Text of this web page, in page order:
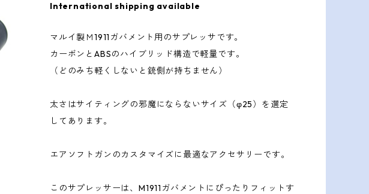
International shipping available
マルイ製Ｍ1911ガバメント用のサプレッサです。
カーボンとABSのハイブリッド構造で軽量です。
（どのみち軽くしないと銃側が持ちません）
太さはサイティングの邪魔にならないサイズ（φ25）を選定
してあります。
エアソフトガンのカスタマイズに最適なアクセサリーです。
このサプレッサーは、M1911ガバメントにぴったりフィットす